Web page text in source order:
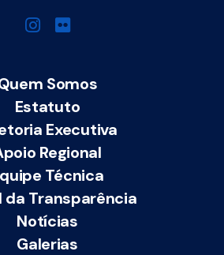
Somos
Estatuto
Executiva
Regional
Técnica
da Transparência
Notícias
Galerias